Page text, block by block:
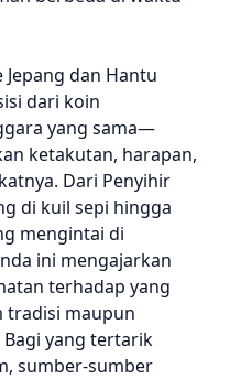
dan Hantu
dari koin
yang sama—
ketakutan, harapan,
Dari Penyihir
di kuil sepi hingga
mengintai di
ini mengajarkan
terhadap yang
tradisi maupun
yang tertarik
sumber-sumber